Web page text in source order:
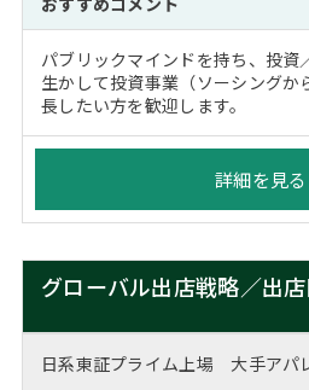
パブリックマインドを持ち、投資
生かして投資事業（ソーシング
長したい方を歓迎します。
詳細を見る
グローバル出店戦略／出
日系東証プライム上場 大手アパ